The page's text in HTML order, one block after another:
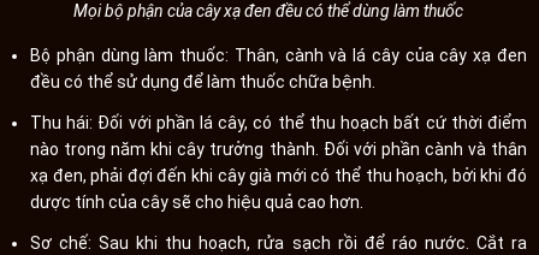
Mọi bộ phận của cây xạ đen đều có thể dùng làm thuốc
Bộ phận dùng làm thuốc: Thân, cành và lá cây của cây xạ đen
đều có thể sử dụng để làm thuốc chữa bệnh.
Thu hái: Đối với phần lá cây, có thể thu hoạch bất cứ thời điểm
nào trong năm khi cây trưởng thành. Đối với phần cành và thân
xạ đen, phải đợi đến khi cây già mới có thể thu hoạch, bởi khi đó
dược tính của cây sẽ cho hiệu quả cao hơn.
Sơ chế: Sau khi thu hoạch, rửa sạch rồi để ráo nước. Cắt ra